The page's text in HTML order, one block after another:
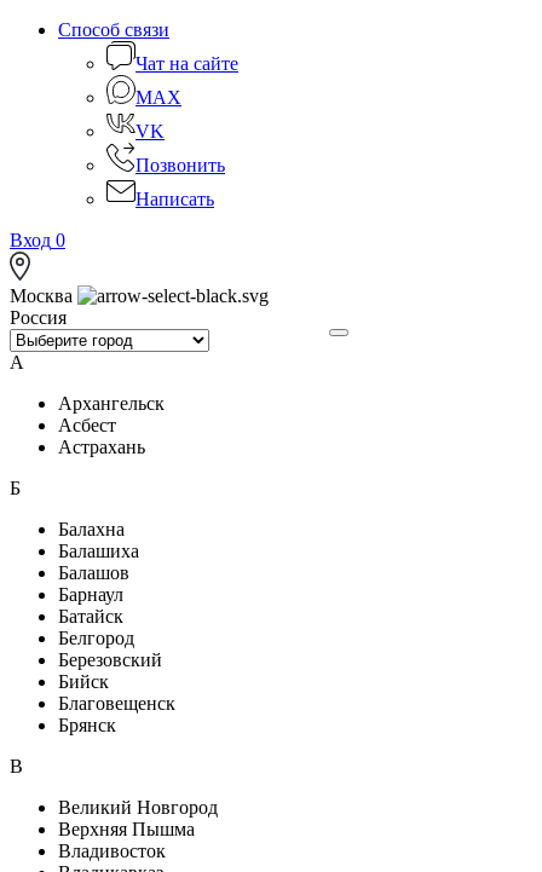
Способ связи
Чат на сайте
MAX
VK
Позвонить
Написать
Вход 0
Москва
Россия
А
Архангельск
Асбест
Астрахань
Б
Балахна
Балашиха
Балашов
Барнаул
Батайск
Белгород
Березовский
Бийск
Благовещенск
Брянск
В
Великий Новгород
Верхняя Пышма
Владивосток